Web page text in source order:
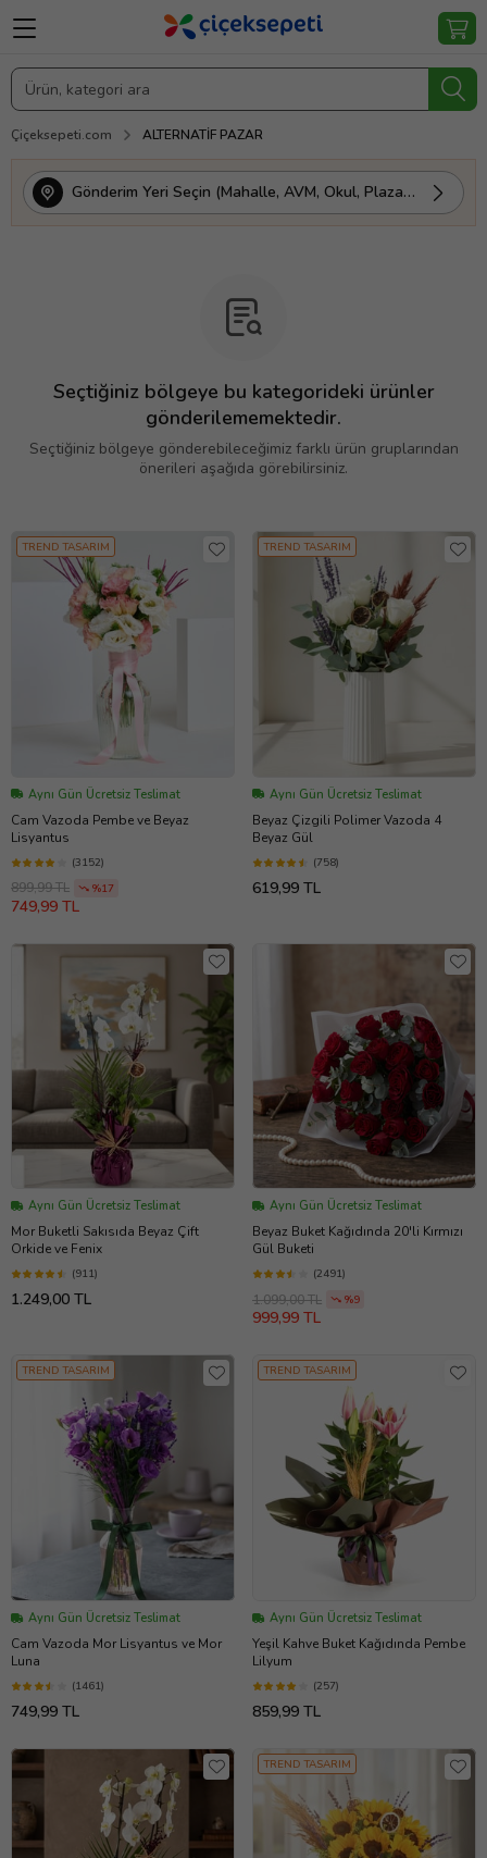
Çiçeksepeti.com ALTERNATİF PAZAR
Gönderim Yeri Seçin (Mahalle, AVM, Okul, Plaza vs.)
Seçtiğiniz bölgeye bu kategorideki ürünler
gönderilememektedir.
Seçtiğiniz bölgeye gönderebileceğimiz farklı ürün gruplarından
önerileri aşağıda görebilirsiniz.
TREND TASARIM
Aynı Gün Ücretsiz Teslimat
Cam Vazoda Pembe ve Beyaz
Lisyantus
(3152)
899,99 TL %17
749,99 TL
TREND TASARIM
Aynı Gün Ücretsiz Teslimat
Beyaz Çizgili Polimer Vazoda 4
Beyaz Gül
(758)
619,99 TL
Aynı Gün Ücretsiz Teslimat
Mor Buketli Sakısıda Beyaz Çift
Orkide ve Fenix
(911)
1.249,00 TL
Aynı Gün Ücretsiz Teslimat
Beyaz Buket Kağıdında 20'li Kırmızı
Gül Buketi
(2491)
1.099,00 TL %9
999,99 TL
TREND TASARIM
Aynı Gün Ücretsiz Teslimat
Cam Vazoda Mor Lisyantus ve Mor
Luna
(1461)
749,99 TL
TREND TASARIM
Aynı Gün Ücretsiz Teslimat
Yeşil Kahve Buket Kağıdında Pembe
Lilyum
(257)
859,99 TL
TREND TASARIM